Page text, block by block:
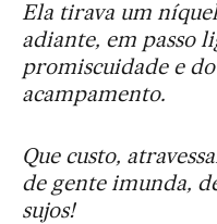
Ela tirava um
adiante, em passo
promiscuidade e
acampamento.
Que custo,
de gente imunda,
sujos!